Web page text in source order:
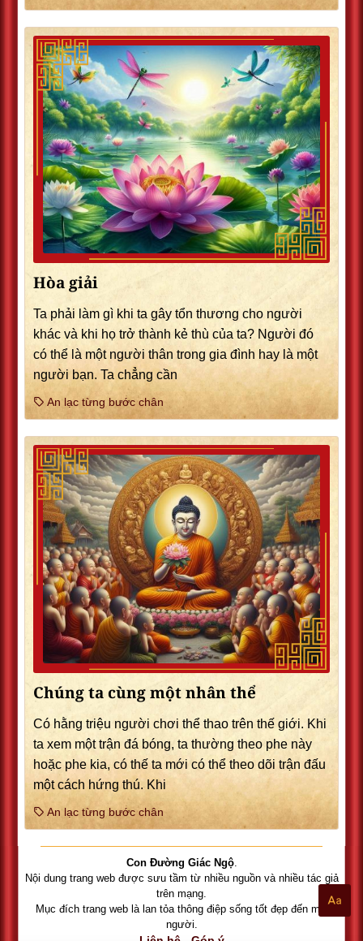
Hòa giải
Ta phải làm gì khi ta gây tổn thương cho người
khác và khi họ trở thành kẻ thù của ta? Người đó
có thể là một người thân trong gia đình hay là một
người bạn. Ta chẳng cần
An lạc từng bước chân
Chúng ta cùng một nhân thể
Có hằng triệu người chơi thể thao trên thế giới. Khi
ta xem một trận đá bóng, ta thường theo phe này
hoặc phe kia, có thế ta mới có thể theo dõi trận đấu
một cách hứng thú. Khi
An lạc từng bước chân
Con Đường Giác Ngộ.
Nội dung trang web được sưu tầm từ nhiều nguồn và nhiều tác giả
trên mạng.
Mục đích trang web là lan tỏa thông điệp sống tốt đẹp đến mọi
người.